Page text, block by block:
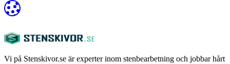
Vi på Stenskivor.se är experter inom stenbearbetning och jobbar hårt